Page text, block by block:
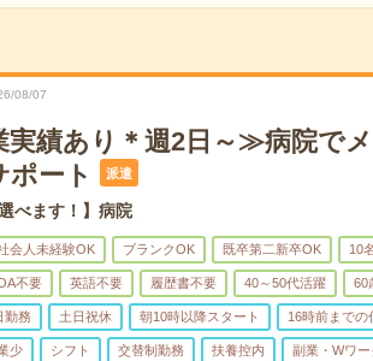
08/07
績あり＊週2日～≫病院で
ポート
派遣
べます！】病院
会人未経験OK ブランクOK 既卒第二新卒OK 10
不要 英語不要 履歴書不要 40～50代活躍 60
勤務 土日祝休 朝10時以降スタート 16時前までの
少 シフト 交替制勤務 扶養控内 副業・Wワー